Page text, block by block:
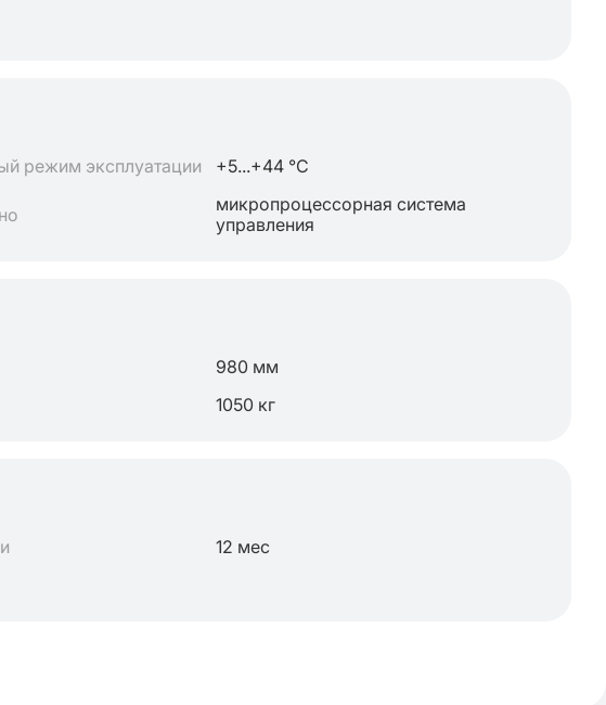
режим эксплуатации +5...+44 °C
микропроцессорная система
управления
980 мм
1050 кг
12 мес